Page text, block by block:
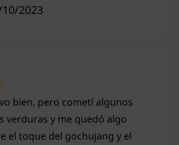
2023
bien, pero cometí algunos
verduras y me quedó algo
el toque del gochujang y el